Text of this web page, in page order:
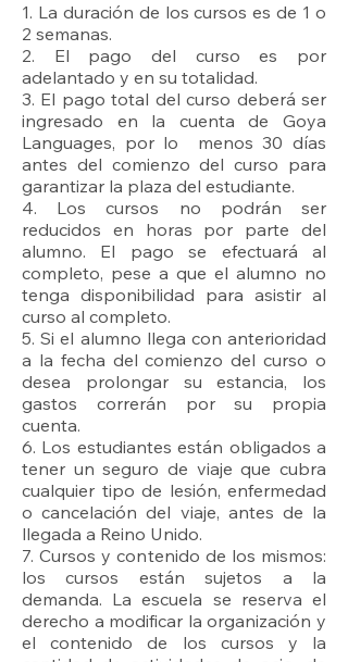
1. La duración de los cursos es de 1 o
2 semanas.
2. El pago del curso es por
adelantado y en su totalidad.
3. El pago total del curso deberá ser
ingresado en la cuenta de Goya
Languages, por lo menos 30 días
antes del comienzo del curso para
garantizar la plaza del estudiante.
4. Los cursos no podrán ser
reducidos en horas por parte del
alumno. El pago se efectuará al
completo, pese a que el alumno no
tenga disponibilidad para asistir al
curso al completo.
5. Si el alumno llega con anterioridad
a la fecha del comienzo del curso o
desea prolongar su estancia, los
gastos correrán por su propia
cuenta.
6. Los estudiantes están obligados a
tener un seguro de viaje que cubra
cualquier tipo de lesión, enfermedad
o cancelación del viaje, antes de la
llegada a Reino Unido.
7. Cursos y contenido de los mismos:
los cursos están sujetos a la
demanda. La escuela se reserva el
derecho a modificar la organización y
el contenido de los cursos y la